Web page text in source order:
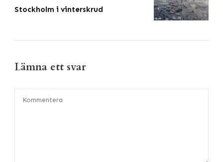
Stockholm i vinterskrud
Lämna ett svar